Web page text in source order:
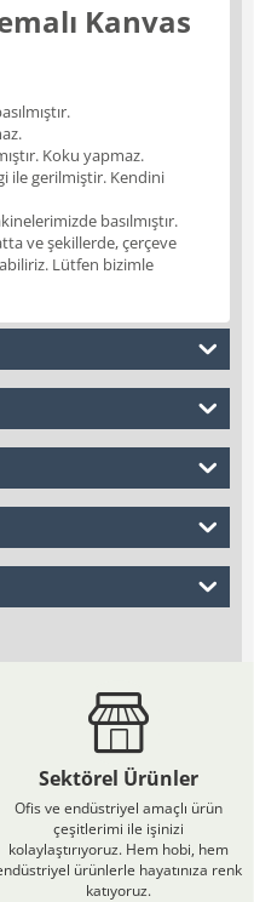
Kanvas
Koku yapmaz.
ile gerilmiştir. Kendini
basılmıştır.
ve şekillerde, çerçeve
Lütfen bizimle
Sektörel Ürünler
Ofis ve endüstriyel amaçlı ürün
çeşitlerimi ile işinizi
kolaylaştırıyoruz. Hem hobi, hem
ürünlerle hayatınıza renk
katıyoruz.